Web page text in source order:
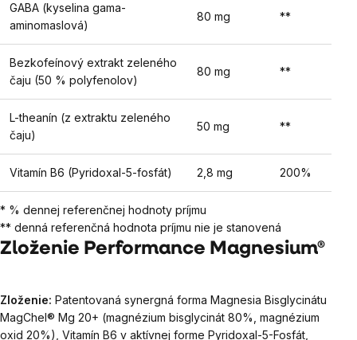
GABA (kyselina gama-
aminomaslová)
80 mg **
Bezkofeínový extrakt zeleného
čaju (50 % polyfenolov)
80 mg **
L-theanín (z extraktu zeleného
čaju)
50 mg **
Vitamín B6 (Pyridoxal-5-fosfát) 2,8 mg 200%
* % dennej referenčnej hodnoty príjmu
** denná referenčná hodnota príjmu nie je stanovená
Zloženie Performance Magnesium®
Zloženie: Patentovaná synergná forma Magnesia Bisglycinátu
MagChel® Mg 20+ (magnézium bisglycinát 80%, magnézium
oxid 20%), Vitamín B6 v aktívnej forme Pyridoxal-5-Fosfát,